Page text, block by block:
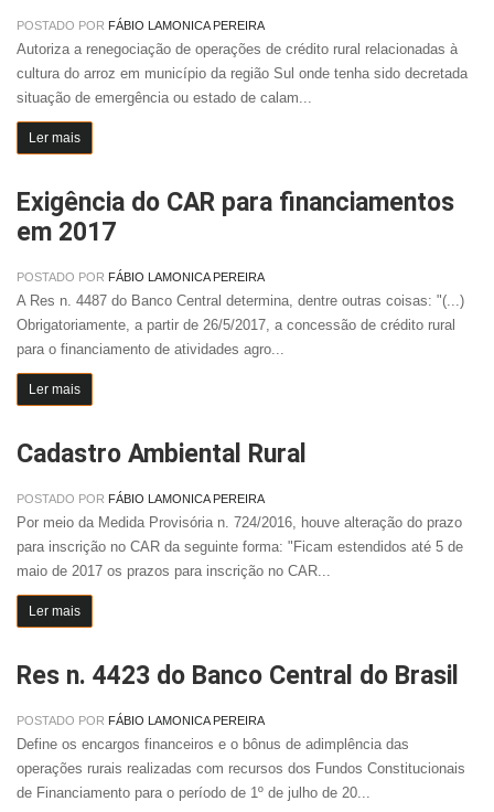
POSTADO POR FÁBIO LAMONICA PEREIRA
Autoriza a renegociação de operações de crédito rural relacionadas à
cultura do arroz em município da região Sul onde tenha sido decretada
situação de emergência ou estado de calam...
Ler mais
Exigência do CAR para financiamentos
em 2017
POSTADO POR FÁBIO LAMONICA PEREIRA
A Res n. 4487 do Banco Central determina, dentre outras coisas: "(...)
Obrigatoriamente, a partir de 26/5/2017, a concessão de crédito rural
para o financiamento de atividades agro...
Ler mais
Cadastro Ambiental Rural
POSTADO POR FÁBIO LAMONICA PEREIRA
Por meio da Medida Provisória n. 724/2016, houve alteração do prazo
para inscrição no CAR da seguinte forma: "Ficam estendidos até 5 de
maio de 2017 os prazos para inscrição no CAR...
Ler mais
Res n. 4423 do Banco Central do Brasil
POSTADO POR FÁBIO LAMONICA PEREIRA
Define os encargos financeiros e o bônus de adimplência das
operações rurais realizadas com recursos dos Fundos Constitucionais
de Financiamento para o período de 1º de julho de 20...